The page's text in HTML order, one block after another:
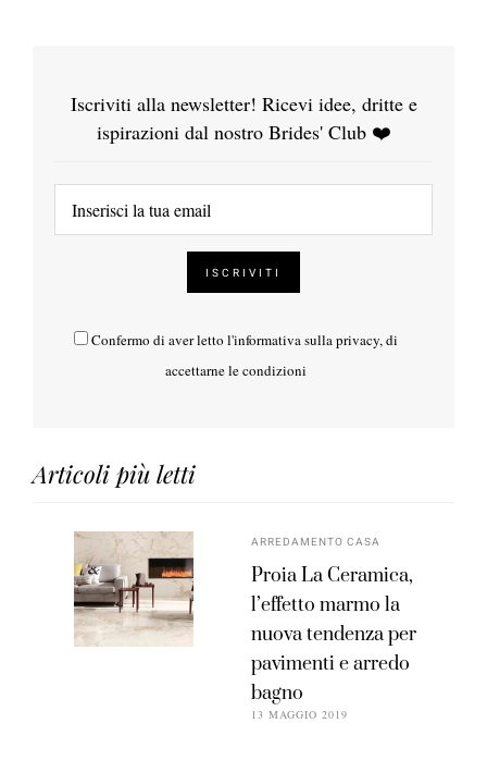
Iscriviti alla newsletter! Ricevi idee, dritte e
ispirazioni dal nostro Brides' Club ❤️
Confermo di aver letto l'informativa sulla privacy, di
accettarne le condizioni
Articoli più letti
ARREDAMENTO CASA
Proia La Ceramica,
l’effetto marmo la
nuova tendenza per
pavimenti e arredo
bagno
13 MAGGIO 2019